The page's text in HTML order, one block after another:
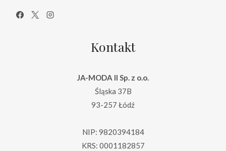
Kontakt
JA-MODA II Sp. z o.o.
Śląska 37B
93-257 Łódź
NIP: 9820394184
KRS: 0001182857